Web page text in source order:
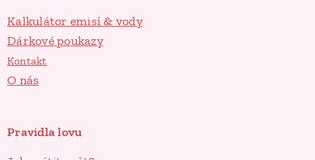
Kalkulátor emisí & vody
Dárkové poukazy
Kontakt
O nás
Pravidla lovu